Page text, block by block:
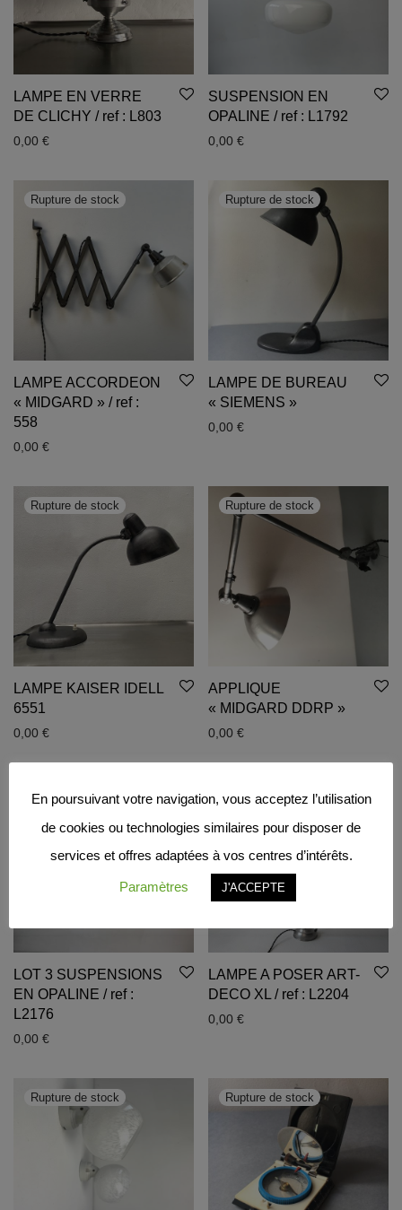
LAMPE EN VERRE
DE CLICHY / ref : L803
0,00 €
SUSPENSION EN
OPALINE / ref : L1792
0,00 €
LAMPE ACCORDEON
« MIDGARD » / ref :
558
0,00 €
LAMPE DE BUREAU
« SIEMENS »
0,00 €
LAMPE KAISER IDELL
6551
0,00 €
APPLIQUE
« MIDGARD DDRP »
0,00 €
LOT 3 SUSPENSIONS
EN OPALINE / ref :
L2176
0,00 €
LAMPE A POSER ART-
DECO XL / ref : L2204
0,00 €
En poursuivant votre navigation, vous acceptez l’utilisation
de cookies ou technologies similaires pour disposer de
services et offres adaptées à vos centres d’intérêts.
Paramètres J'ACCEPTE